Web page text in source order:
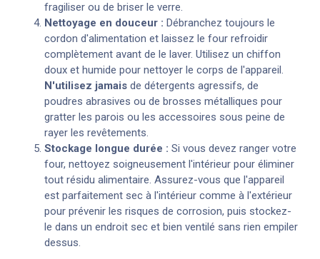
fragiliser ou de briser le verre.
Nettoyage en douceur : Débranchez toujours le
cordon d'alimentation et laissez le four refroidir
complètement avant de le laver. Utilisez un chiffon
doux et humide pour nettoyer le corps de l'appareil.
N'utilisez jamais de détergents agressifs, de
poudres abrasives ou de brosses métalliques pour
gratter les parois ou les accessoires sous peine de
rayer les revêtements.
Stockage longue durée : Si vous devez ranger votre
four, nettoyez soigneusement l'intérieur pour éliminer
tout résidu alimentaire. Assurez-vous que l'appareil
est parfaitement sec à l'intérieur comme à l'extérieur
pour prévenir les risques de corrosion, puis stockez-
le dans un endroit sec et bien ventilé sans rien empiler
dessus.